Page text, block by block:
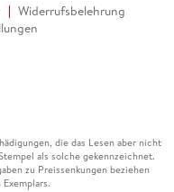
Widerrufsbelehrung
die das Lesen aber nicht
als solche gekennzeichnet.
zu Preissenkungen beziehen